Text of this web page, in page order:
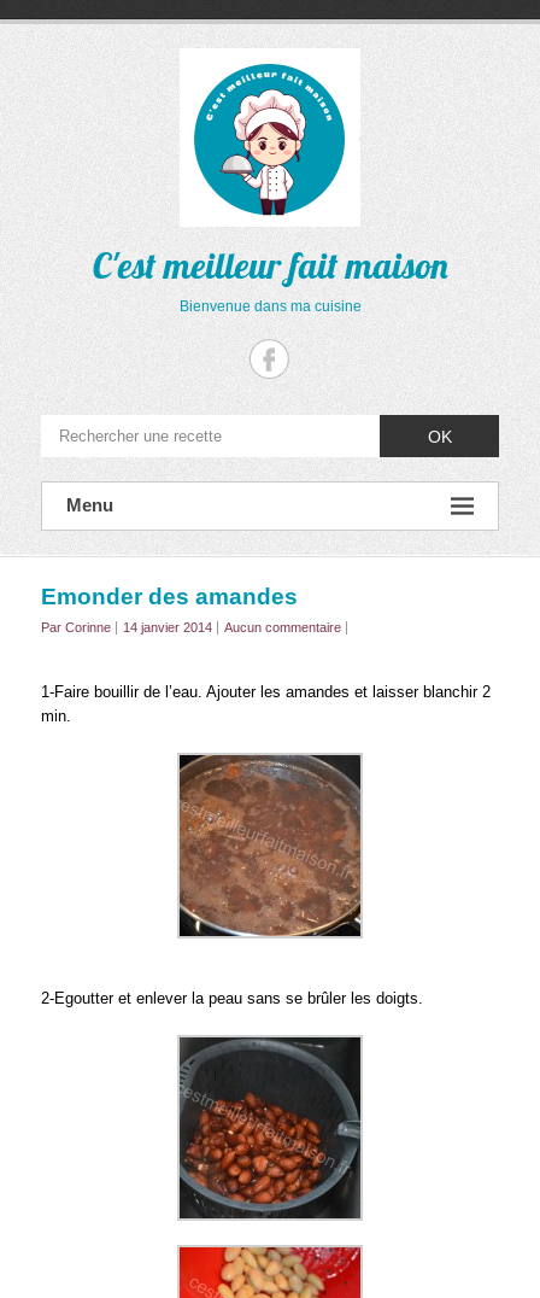
C'est meilleur fait maison
Bienvenue dans ma cuisine
OK
Menu
Emonder des amandes
Par Corinne 14 janvier 2014 Aucun commentaire
1-Faire bouillir de l’eau. Ajouter les amandes et laisser blanchir 2
min.
2-Egoutter et enlever la peau sans se brûler les doigts.